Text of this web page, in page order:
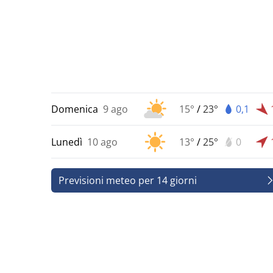
Domenica 9 ago 15° /23° 0,1
Lunedì 10 ago 13° /25° 0
Previsioni meteo per 14 giorni